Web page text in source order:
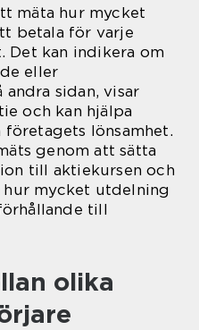
mäta hur mycket
betala för varje
Det kan indikera om
eller
andra sidan, visar
och kan hjälpa
lönsamhet.
genom att sätta
till aktiekursen och
mycket utdelning
till
olika